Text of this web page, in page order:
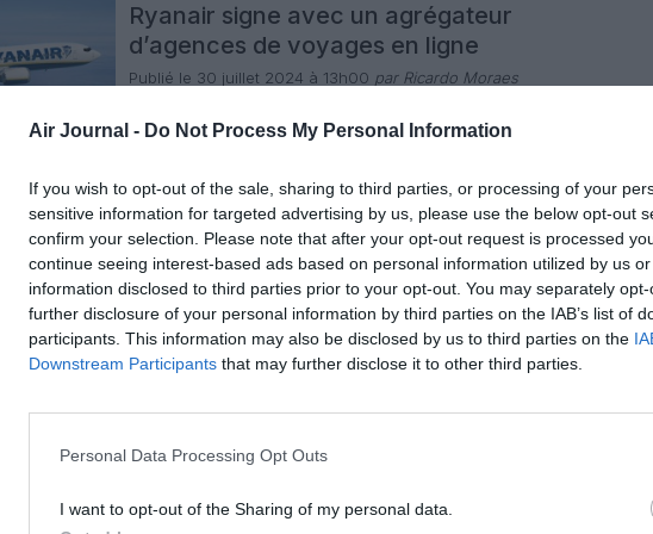
Air Journal - Do Not Process My Personal Information
If you wish to opt-out of the sale, sharing to third parties, or processing of your
sensitive information for targeted advertising by us, please use the below opt-out
confirm your selection. Please note that after your opt-out request is processed
continue seeing interest-based ads based on personal information utilized by us
information disclosed to third parties prior to your opt-out. You may separately
further disclosure of your personal information by third parties on the IAB’s list of
participants. This information may also be disclosed by us to third parties on the
Downstream Participants that may further disclose it to other third parties.
Personal Data Processing Opt Outs
I want to opt-out of the Sharing of my personal data.
Ryanair signe avec un agrégateur
d’agences de voyages en ligne
Publié le 30 juillet 2024 à 13h00 par Ricardo Moraes
Agrégateur OTA Approuvée » avec Paxport, qui sera
désormais autorisé à proposer les vols à bas prix de
« fournissent une transparence totale des prix des produits
Ryanair ». Cet accord garantira également que les clients
[…]
0 commentaire LIRE L'ARTICLE
Actualité
Ryanair gagne une décision de
justice en Allemagne contre une
agence en ligne
Publié le 26 juillet 2024 à 14h00par Ricardo Moraes
Berlin en Allemagne avait statué en faveur de Ryanair dans
de voyage en ligne) espagnole eDreams et son site Web.
Cette décision du tribunal de Berlin intervient moins d’une
0 commentaire